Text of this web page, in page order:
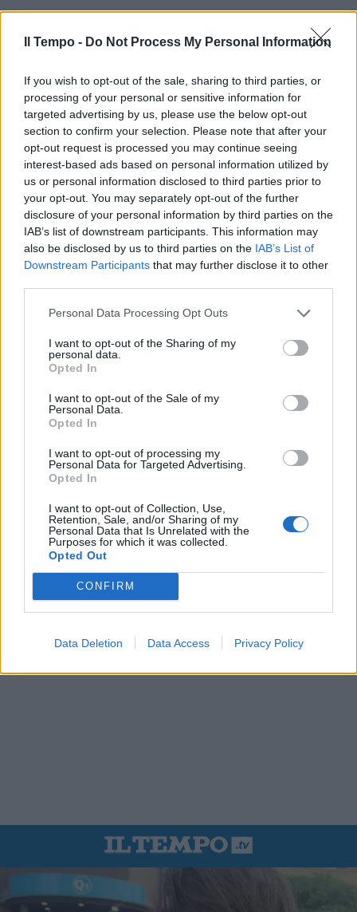
Il Tempo - Do Not Process My Personal Information
If you wish to opt-out of the sale, sharing to third parties, or
processing of your personal or sensitive information for
targeted advertising by us, please use the below opt-out
section to confirm your selection. Please note that after your
opt-out request is processed you may continue seeing
interest-based ads based on personal information utilized by
us or personal information disclosed to third parties prior to
your opt-out. You may separately opt-out of the further
disclosure of your personal information by third parties on the
IAB’s list of downstream participants. This information may
also be disclosed by us to third parties on the IAB’s List of
Downstream Participants that may further disclose it to other
Personal Data Processing Opt Outs
I want to opt-out of the Sharing of my
personal data.
Opted In
I want to opt-out of the Sale of my
Personal Data.
Opted In
I want to opt-out of processing my
Personal Data for Targeted Advertising.
Opted In
I want to opt-out of Collection, Use,
Retention, Sale, and/or Sharing of my
Personal Data that Is Unrelated with the
Purposes for which it was collected.
Opted Out
CONFIRM
Data Deletion Data Access Privacy Policy
In evidenza